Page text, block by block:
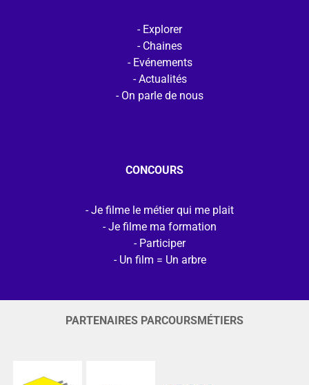
Explorer
Chaines
Evénements
Actualités
On parle de nous
CONCOURS
Je filme le métier qui me plait
Je filme ma formation
Participer
Un film = Un arbre
PARTENAIRES PARCOURSMÉTIERS